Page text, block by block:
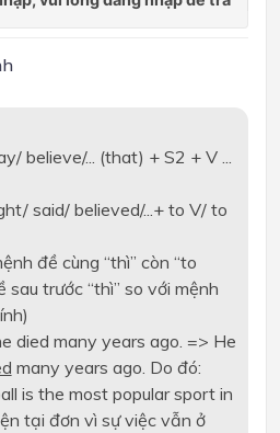
believe/... (that) + S2 + V ...
said/ believed/...+ to V/ to
đề cùng “thì” còn “to
sau trước “thì” so với mệnh
died many years ago. => He
many years ago. Do đó:
is the most popular sport in
tại đơn vì sự việc vẫn ở